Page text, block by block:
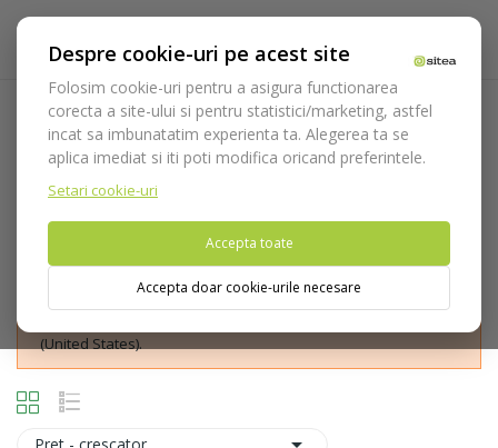
Despre cookie-uri pe acest site
Folosim cookie-uri pentru a asigura functionarea
corecta a site-ului si pentru statistici/marketing, astfel
incat sa imbunatatim experienta ta. Alegerea ta se
aplica imediat si iti poti modifica oricand preferintele.
Setari cookie-uri
Accepta toate
Accepta doar cookie-urile necesare
Ovale
Acasa Consumabile Freze
ZR-Diamonds for all-
(United States).